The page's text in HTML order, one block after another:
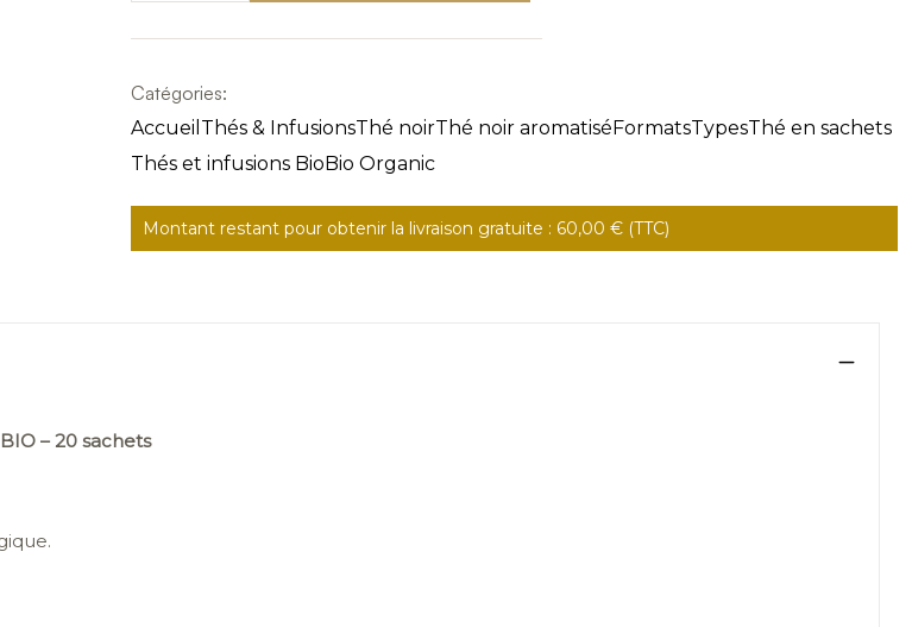
Catégories:
Accueil Thés & InfusionsThé noirThé noir aromatiséFormatsTypesThé en sachets
Thés et infusions BioBio Organic
Montant restant pour obtenir la livraison gratuite : 60,00 € (TTC)
– 20 sachets